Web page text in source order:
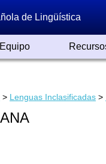
de Lingüística
Equipo
> Lenguas Inclasificadas >